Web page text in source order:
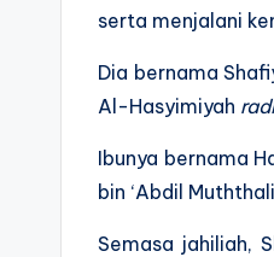
serta menjalani
Dia bernama
Al-Hasyimiyah
Ibunya bernama
bin ‘Abdil
Semasa jahiliah,